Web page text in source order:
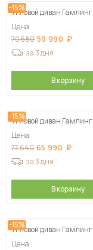
-15%
Угловой диван Гамлинг
Цена
70 580 59 990
за 3 дня
В корзину
-15%
Угловой диван Гамлинг
Цена
77 640 65 990
за 3 дня
В корзину
-15%
Угловой диван Гамлинг
Цена